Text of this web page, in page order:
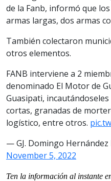
de la Fanb, informó que
armas largas, dos armas
También colectaron
otros elementos.
FANB interviene a 2
denominado El Motor de
Guasipati,
cortas, granadas de
logístico, entre otros.
— GJ. Domingo
November 5, 2022
Ten la información al instante